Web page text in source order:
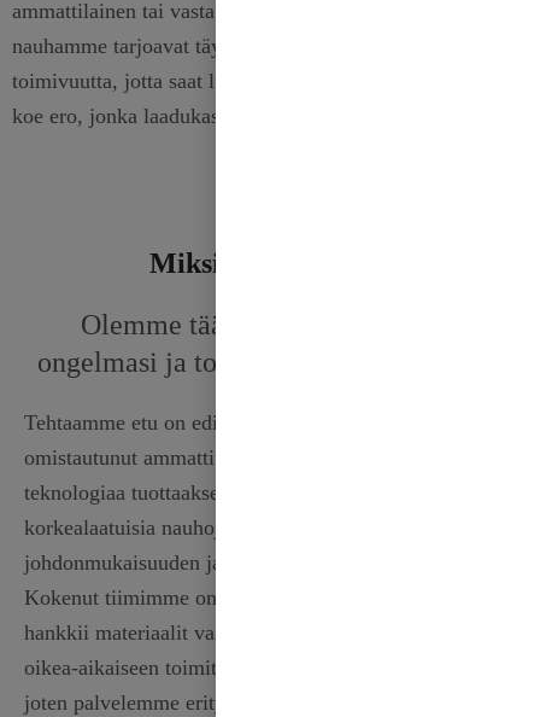
ammattilainen tai vasta aloittelija, korkealaatuiset
nauhamme tarjoavat täydellisen yhdistelmän kauneutta ja
toimivuutta, jotta saat luovan visiosi eloon.
koe ero, jonka laadukas satiininauha voi tehdä työssäsi.
Miksi valita meidät
Olemme täällä ratkaistaksemme
ongelmasi ja toimittaaksemme tarpeesi.
Tehtaamme etu on edistyneet valmistusprosessit ja
omistautunut ammattitaito. Hyödynnämme uusinta
teknologiaa tuottaaksemme monipuolisen valikoiman
korkealaatuisia nauhoja ja varmistaaksemme
johdonmukaisuuden ja kestävyyden jokaisessa rullassa.
Kokenut tiimimme on sitoutunut kestävyyteen ja
hankkii materiaalit vastuullisesti. Keskitymme vahvasti
oikea-aikaiseen toimitukseen ja asiakastyytyväisyyteen,
joten palvelemme erityisesti B2B-ostajia ja tarjoamme